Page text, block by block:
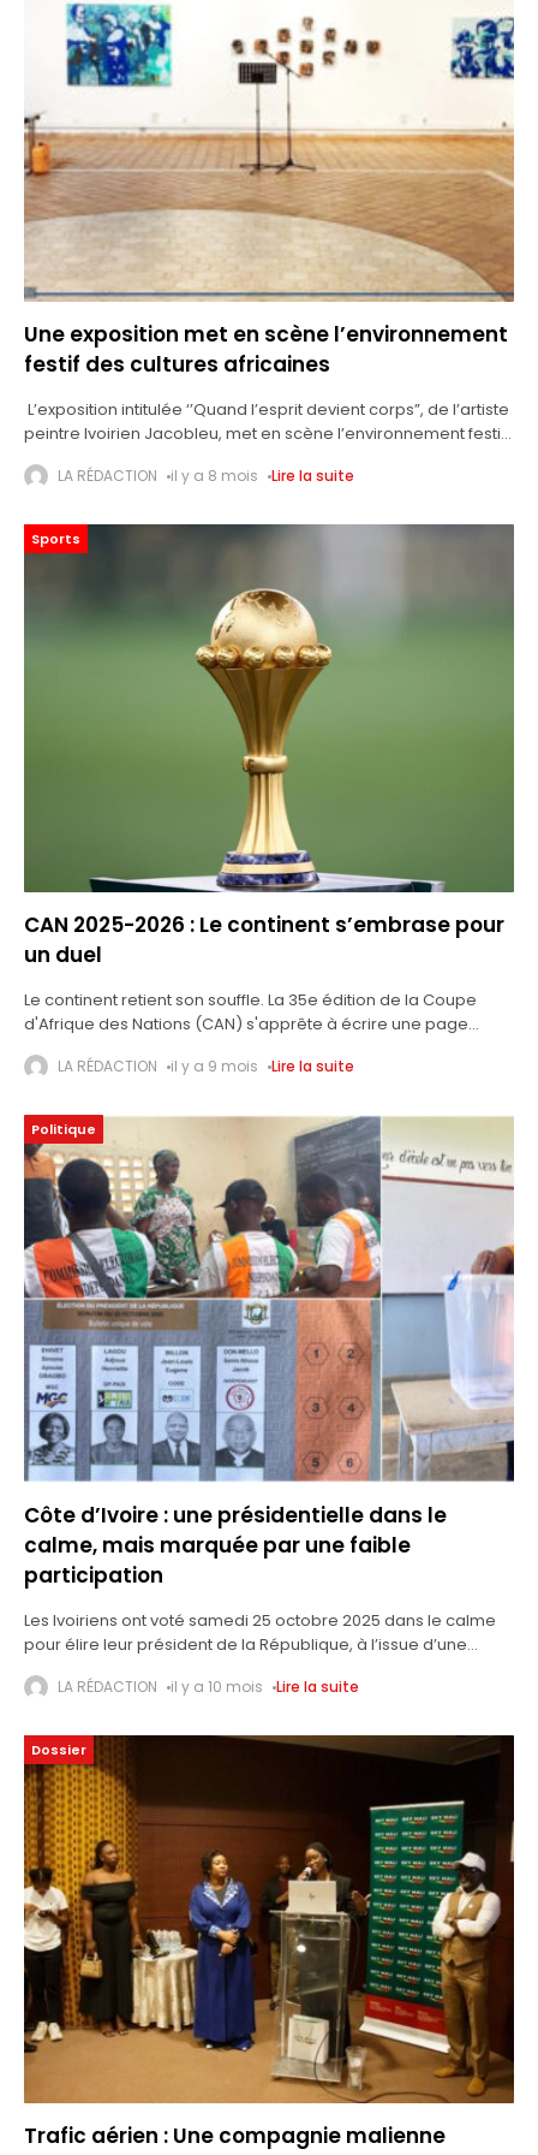
Une exposition met en scène l’environnement
festif des cultures africaines
L’exposition intitulée ‘’Quand l’esprit devient corps”, de l’artiste
peintre Ivoirien Jacobleu, met en scène l’environnement festif
exposition qui se tient du
LA RÉDACTION il y a 8 mois Lire la suite
Sports
CAN 2025-2026 : Le continent s’embrase pour
un duel
Le continent retient son souffle. La 35e édition de la Coupe
d'Afrique des Nations (CAN) s'apprête à écrire une page
deuxLA RÉDACTION il y a 9 mois Lire la suite
Politique
Côte d’Ivoire : une présidentielle dans le
calme, mais marquée par une faible
participation
Les Ivoiriens ont voté samedi 25 octobre 2025 dans le calme
pour élire leur président de la République, à l’issue d’une
LA RÉDACTION il y a 10 mois Lire la suite
Dossier
Trafic aérien : Une compagnie malienne